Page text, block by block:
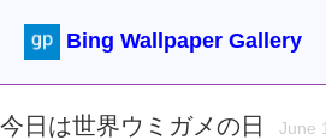
Bing Wallpaper Gallery
今日は世界ウミガメの日 June